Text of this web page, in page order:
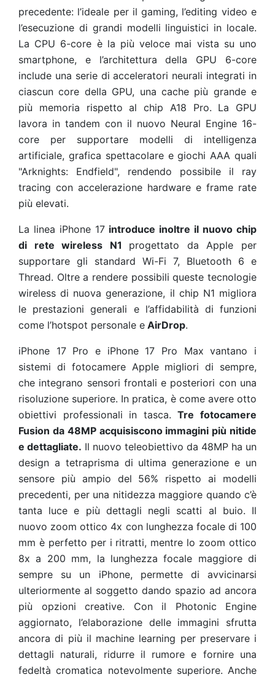
precedente: l’ideale per il gaming, l’editing video e
l’esecuzione di grandi modelli linguistici in locale.
La CPU 6-core è la più veloce mai vista su uno
smartphone, e l’architettura della GPU 6-core
include una serie di acceleratori neurali integrati in
ciascun core della GPU, una cache più grande e
più memoria rispetto al chip A18 Pro. La GPU
lavora in tandem con il nuovo Neural Engine 16-
core per supportare modelli di intelligenza
artificiale, grafica spettacolare e giochi AAA quali
"Arknights: Endfield", rendendo possibile il ray
tracing con accelerazione hardware e frame rate
più elevati.
La linea iPhone 17 introduce inoltre il nuovo chip
di rete wireless N1 progettato da Apple per
supportare gli standard Wi-Fi 7, Bluetooth 6 e
Thread. Oltre a rendere possibili queste tecnologie
wireless di nuova generazione, il chip N1 migliora
le prestazioni generali e l’affidabilità di funzioni
come l’hotspot personale e AirDrop.
iPhone 17 Pro e iPhone 17 Pro Max vantano i
sistemi di fotocamere Apple migliori di sempre,
che integrano sensori frontali e posteriori con una
risoluzione superiore. In pratica, è come avere otto
obiettivi professionali in tasca.Tre fotocamere
Fusion da 48MP acquisiscono immagini più nitide
e dettagliate. Il nuovo teleobiettivo da 48MP ha un
design a tetraprisma di ultima generazione e un
sensore più ampio del 56% rispetto ai modelli
precedenti, per una nitidezza maggiore quando c’è
tanta luce e più dettagli negli scatti al buio. Il
nuovo zoom ottico 4x con lunghezza focale di 100
mm è perfetto per i ritratti, mentre lo zoom ottico
8x a 200 mm, la lunghezza focale maggiore di
sempre su un iPhone, permette di avvicinarsi
ulteriormente al soggetto dando spazio ad ancora
più opzioni creative. Con il Photonic Engine
aggiornato, l’elaborazione delle immagini sfrutta
ancora di più il machine learning per preservare i
dettagli naturali, ridurre il rumore e fornire una
fedeltà cromatica notevolmente superiore. Anche